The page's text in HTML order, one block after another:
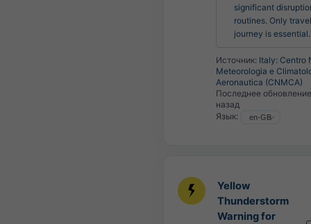
significant
routines. Only
journey is essential.
Источник: Italy: Centro
Meteorologia e
Aeronautica (CNMCA)
Последнее
назад
Язык:
Yellow
Thunderstorm
Warning for